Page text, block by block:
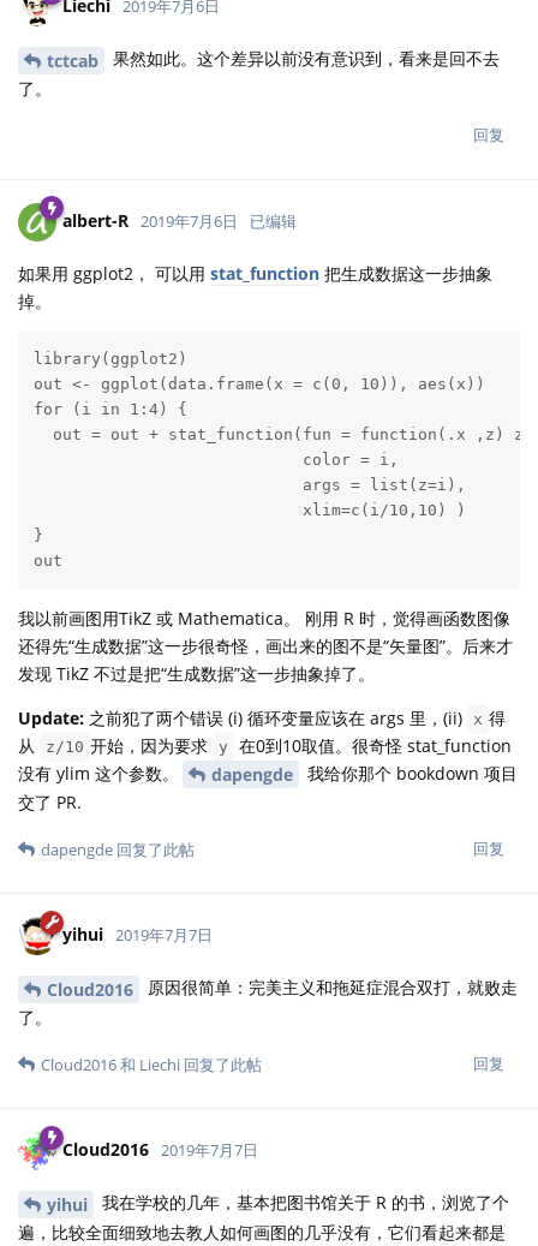
Liechi 2019年7月6日
tctcab
果然如此。这个差异以前没有意识到，看来是回不去
了。
回复
albert-R 2019年7月6日 已编辑
如果用 ggplot2， 可以用 stat_function 把生成数据这一步抽象
掉。
library(ggplot2)
out <- ggplot(data.frame(x = c(0, 10)), aes(x))
for (i in 1:4) {
out = out + stat_function(fun = function(.x ,z)
                            color = i,
                            args = list(z=i),
                            xlim=c(i/10,10) )
}
out
我以前画图用TikZ 或 Mathematica。 刚用 R 时，觉得画函数图像
还得先“生成数据”这一步很奇怪，画出来的图不是“矢量图”。后来才
发现 TikZ 不过是把“生成数据”这一步抽象掉了。
Update: 之前犯了两个错误 (i) 循环变量应该在 args 里，(ii) x 得
从
z/10 开始，因为要求 y
在0到10取值。很奇怪 stat_function
没有 ylim 这个参数。
dapengde
我给你那个 bookdown 项目
交了 PR.
回复
dapengde 回复了此帖
yihui 2019年7月7日
Cloud2016
原因很简单：完美主义和拖延症混合双打，就败走
了。
回复
Cloud2016和 Liechi 回复了此帖
Cloud2016 2019年7月7日
yihui
我在学校的几年，基本把图书馆关于 R 的书，浏览了个
遍，比较全面细致地去教人如何画图的几乎没有，它们看起来都是